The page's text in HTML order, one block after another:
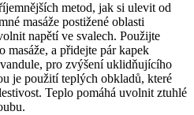
metod, jak si ulevit od
masáže postižené oblasti
napětí ve svalech. Použijte
a přidejte pár kapek
pro zvýšení uklidňujícího
je použití teplých obkladů, které
Teplo pomáhá uvolnit ztuhlé